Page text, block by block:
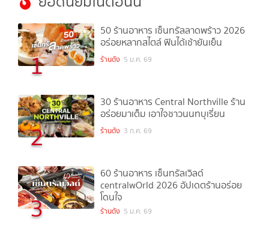
1
50 ร้านอาหาร เซ็นทรัลลาดพร้าว 2026
อร่อยหลากสไตล์ ฟินได้เช้ายันเย็น
ร้านดัง 5 ม.ค. 69
2
30 ร้านอาหาร Central Northville ร้าน
อร่อยมาเต็ม เอาใจชาวนนทบุเรี่ยน
ร้านดัง 3 ก.ค. 69
3
60 ร้านอาหาร เซ็นทรัลเวิลด์
centralwOrld 2026 อัปเดตร้านอร่อย
โดนใจ
ร้านดัง 5 ม.ค. 69